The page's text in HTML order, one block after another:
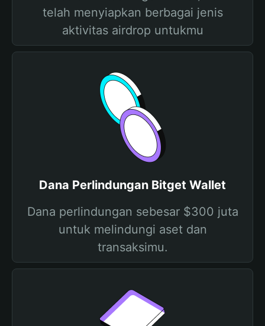
telah menyiapkan berbagai jenis
aktivitas airdrop untukmu
Dana Perlindungan Bitget Wallet
Dana perlindungan sebesar $300 juta
untuk melindungi aset dan
transaksimu.